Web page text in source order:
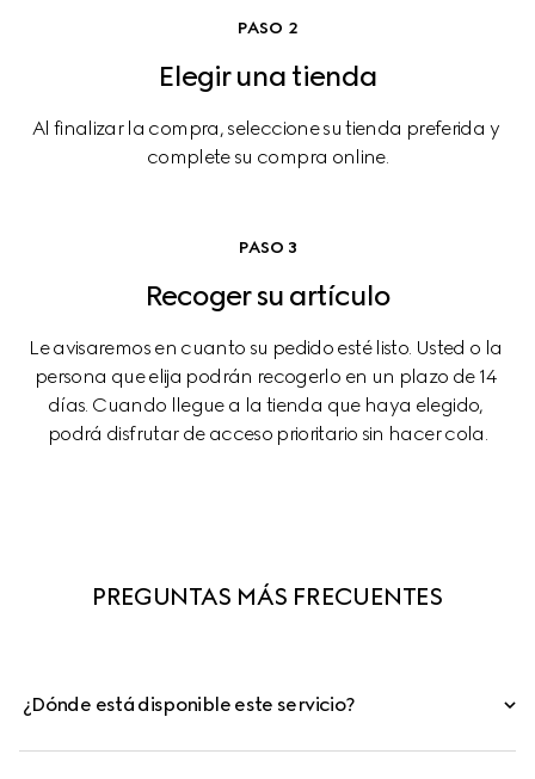
PASO 2
Elegir una tienda
Al finalizar la compra, seleccione su tienda preferida y
complete su compra online.
PASO 3
Recoger su artículo
Le avisaremos en cuanto su pedido esté listo. Usted o la
persona que elija podrán recogerlo en un plazo de 14
días. Cuando llegue a la tienda que haya elegido,
podrá disfrutar de acceso prioritario sin hacer cola.
PREGUNTAS MÁS FRECUENTES
¿Dónde está disponible este servicio?